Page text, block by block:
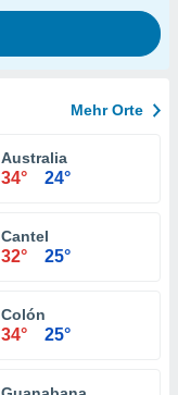
Mehr Orte
Australia
34° 24°
Cantel
32° 25°
Colón
34° 25°